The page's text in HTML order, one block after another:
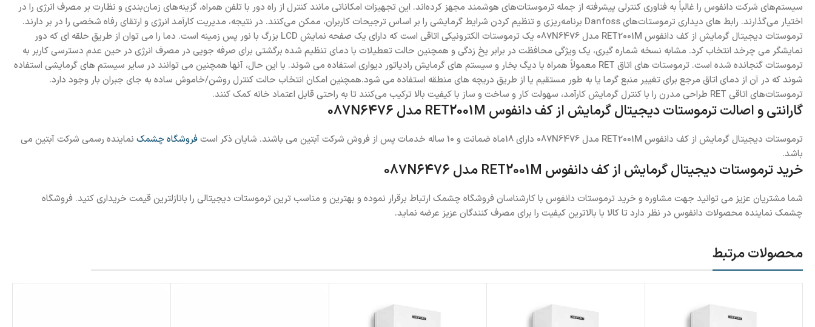
سیستم‌های شرکت دانفوس را غالباً به فناوری کنترلی پیشرفته از جمله ترموستات‌های هوشمند مجهز ‏کرده‌اند. این تجهیزات امکاناتی مانند کنترل از راه دور با تلفن ‏همراه، گزینه‌های زمان‌بندی و نظارت بر مصرف انرژی را در
اختیار می‌گذارند. رابط‌ های دیداری ترموستات‌های Danfoss برنامه‌ریزی و تنظیم کردن شرایط گرمایشی را بر اساس ترجیحات کاربران، ممکن می‌کنند. در نتیجه، مدیریت کارآمد انرژی و ارتقای رفاه شخصی را در بر دارند.
ترموستات دیجیتال گرمایش از کف دانفوس RET2001M مدل 087N6476 یک ترموستات الکترونیکی اتاقی است که دارای یک صفحه نمایش LCD بزرگ با نور پس زمینه است. دما را می توان از طریق حلقه ای که دور
نمایشگر می چرخد ​​انتخاب کرد. مشابه نسخه شماره گیری، یک ویژگی محافظت در برابر یخ زدگی و همچنین حالت تعطیلات با دمای تنظیم شده برگشتی برای صرفه جویی در مصرف انرژی در حین عدم دسترسی کاربر به
ترموستات گنجانده شده است. ترموستات های اتاق RET معمولاً همراه با دیگ بخار و سیستم های گرمایش رادیاتور دیواری استفاده می شوند. با این حال، آنها همچنین می توانند در سایر سیستم های گرمایشی استفاده
شوند که در آن از دمای اتاق مرجع برای تغییر منبع گرما یا به طور مستقیم یا از طریق دریچه های منطقه استفاده می شود.همچنین امکان انتخاب حالت کنترل روشن/خاموش ساده به جای جبران بار وجود دارد.
ترموستات‌های اتاقی RET طراحی مدرن را با کنترل گرمایش کارآمد، سهولت کار و ساخت و ساز با کیفیت بالا ترکیب می‌کنند تا به راحتی قابل اعتماد خانه کمک کنند.
گارانتی و اصالت ترموستات دیجیتال گرمایش از کف دانفوس RET2001M مدل 087N6476
ترموستات دیجیتال گرمایش از کف دانفوس RET2001M مدل 087N6476 دارای 18ماه ضمانت و 10 ساله خدمات پس از فروش شرکت آبتین می باشند. شایان ذکر است فروشگاه چشمک نماینده رسمی شرکت آبتین می
باشد.
خرید ترموستات دیجیتال گرمایش از کف دانفوس RET2001M مدل 087N6476
شما مشتریان عزیز می توانید جهت مشاوره و خرید ترموستات دانفوس با کارشناسان فروشگاه چشمک ارتباط برقرار نموده و بهترین و مناسب ترین ترموستات دیجیتالی را بانازلترین قیمت خریداری کنید. فروشگاه
چشمک نماینده محصولات دانفوس در نظر دارد تا کالا با بالاترین کیفیت را برای مصرف کنندگان عزیز عرضه نماید.
محصولات مرتبط